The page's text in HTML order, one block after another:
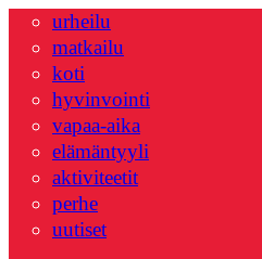
urheilu
matkailu
koti
hyvinvointi
vapaa-aika
elämäntyyli
aktiviteetit
perhe
uutiset